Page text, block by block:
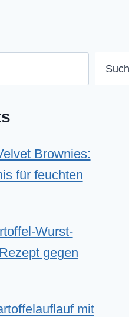
Brownies:
für feuchten
Wurst-
gegen
mit